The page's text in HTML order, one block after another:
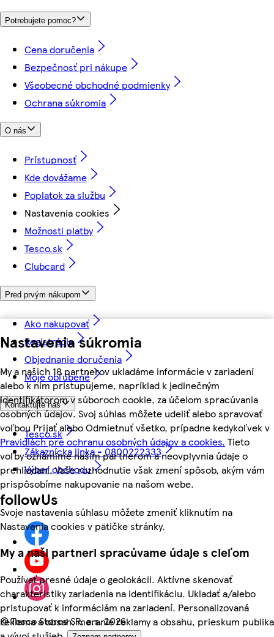
Nastavenia súkromia
My a našich 18 partnerov ukladáme informácie v zariadení
alebo k nim pristupujeme, napríklad k jedinečným
identifikátorom v súboroch cookie, za účelom spracúvania
osobných údajov. Svoj súhlas môžete udeliť alebo spravovať
voľbou Prijať alebo Odmietnuť všetko, prípadne kedykoľvek v
Pravidlách pre ochranu osobných údajov a cookies. Tieto
voľby oznámime našim partnerom a neovplyvnia údaje o
prehliadaní. Vaše rozhodnutie však zmení spôsob, akým vám
prispôsobíme nakupovanie na našom webe.
Svoje nastavenia súhlasu môžete zmeniť kliknutím na
Nastavenia cookies v pätičke stránky.
My a naši partneri spracúvame údaje s cieľom
Používať presné údaje o geolokácii. Aktívne skenovať
charakteristiky zariadenia na identifikáciu. Ukladať a/alebo
pristupovať k informáciám na zariadení. Personalizovaná
reklama a obsah, meranie reklamy a obsahu, prieskum publika
Potrebujete pomoc?
Cena doručenia
Bezpečnosť pri nákupe
Všeobecné obchodné podmienky
Ochrana súkromia
O nás
Prístupnosť
Kde dovážame
Poplatok za službu
Nastavenia cookies
Možnosti platby
Tesco.sk
Clubcard
Pred prvým nákupom
Ako nakupovať
Registrácia
Objednanie doručenia
Moje obľúbené
Kontaktujte nás
Tesco.sk
Zákaznícka linka - 0800222333
Výber obchodu
followUs
©Tesco Stores SR, a.s. 2026